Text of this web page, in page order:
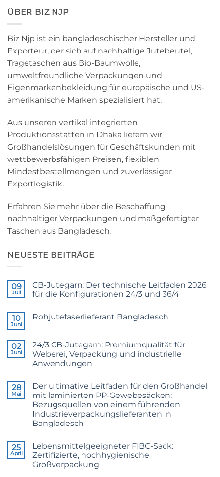
ÜBER BIZ NJP
Biz Njp ist ein bangladeschischer Hersteller und
Exporteur, der sich auf nachhaltige Jutebeutel,
Tragetaschen aus Bio-Baumwolle,
umweltfreundliche Verpackungen und
Eigenmarkenbekleidung für europäische und US-
amerikanische Marken spezialisiert hat.
Aus unseren vertikal integrierten
Produktionsstätten in Dhaka liefern wir
Großhandelslösungen für Geschäftskunden mit
wettbewerbsfähigen Preisen, flexiblen
Mindestbestellmengen und zuverlässiger
Exportlogistik.
Erfahren Sie mehr über die Beschaffung
nachhaltiger Verpackungen und maßgefertigter
Taschen aus Bangladesch.
NEUESTE BEITRÄGE
09
Juli
CB-Jutegarn: Der technische Leitfaden 2026
für die Konfigurationen 24/3 und 36/4
zu
Yarn:
The
Technical
2026
Guide
and
36/4
Configurations
10
Juni
Rohjutefaserlieferant Bangladesch
Raw
Jute
Fibre
Supplier
02
Juni
24/3 CB-Jutegarn: Premiumqualität für
Weberei, Verpackung und industrielle
Anwendungen
zu
24/3
CB
Grade
Jute
Yarn:
Premium
Weaving,
Packaging
and
Industrial
Applications
28
Mai
Der ultimative Leitfaden für den Großhandel
mit laminierten PP-Gewebesäcken:
Bezugsquellen von einem führenden
Industrieverpackungslieferanten in
Bangladesch
zu
The
Ultimate
Guide
25
April
Lebensmittelgeeigneter FIBC-Sack:
Zertifizierte, hochhygienische
Großverpackung